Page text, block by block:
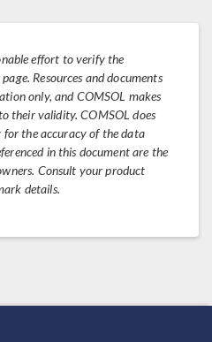
effort to verify the
Resources and documents
only, and COMSOL makes
their validity. COMSOL does
the accuracy of the data
in this document are the
Consult your product
details.